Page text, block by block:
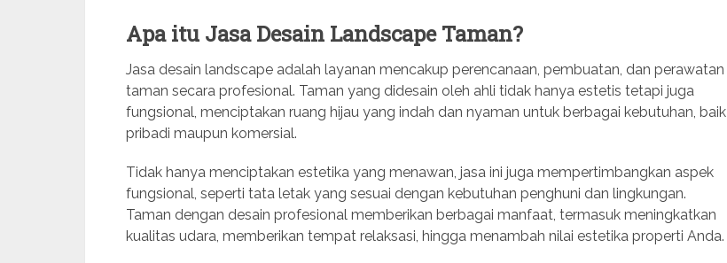
Apa itu Jasa Desain Landscape Taman?
Jasa desain landscape adalah layanan mencakup perencanaan, pembuatan, dan perawatan
taman secara profesional. Taman yang didesain oleh ahli tidak hanya estetis tetapi juga
fungsional, menciptakan ruang hijau yang indah dan nyaman untuk berbagai kebutuhan, baik
pribadi maupun komersial.
Tidak hanya menciptakan estetika yang menawan, jasa ini juga mempertimbangkan aspek
fungsional, seperti tata letak yang sesuai dengan kebutuhan penghuni dan lingkungan.
Taman dengan desain profesional memberikan berbagai manfaat, termasuk meningkatkan
kualitas udara, memberikan tempat relaksasi, hingga menambah nilai estetika properti Anda.